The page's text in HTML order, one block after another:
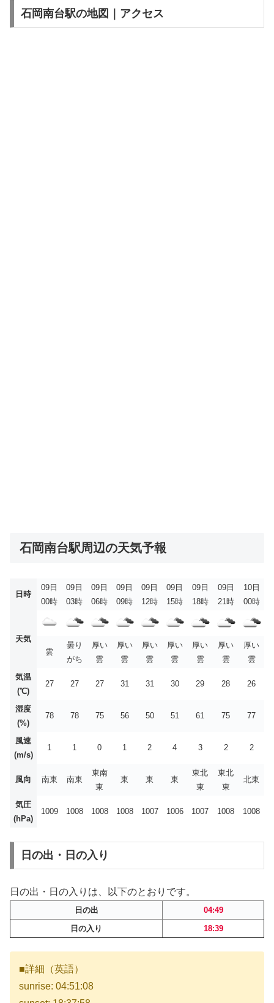
石岡南台駅の地図｜アクセス
石岡南台駅周辺の天気予報
日時
09日
00時
09日
03時
09日
06時
09日
09時
09日
12時
09日
15時
09日
18時
09日
21時
10日
00時
天気
雲
曇り
がち
厚い
雲
厚い
雲
厚い
雲
厚い
雲
厚い
雲
厚い
雲
厚い
雲
気温
(℃)
27 27 27 31 31 30 29 28 26
湿度
(%)
78 78 75 56 50 51 61 75 77
風速
(m/s)
1 1 0 1 2 4 3 2 2
風向 南東 南東
東南
東
東 東 東
東北
東
東北
東
北東
気圧
(hPa)
1009 1008 1008 1008 1007 1006 1007 1008 1008
日の出・日の入り
日の出・日の入りは、以下のとおりです。
日の出
04:49
日の入り
18:39
■詳細（英語）
sunrise: 04:51:08